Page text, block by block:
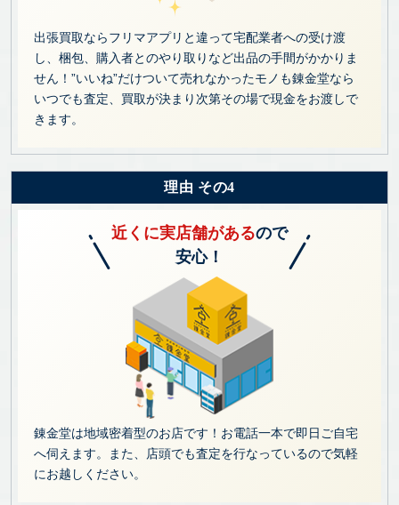
出張買取ならフリマアプリと違って宅配業者への受け渡
し、梱包、購入者とのやり取りなど出品の手間がかかりま
せん！”いいね”だけついて売れなかったモノも錬金堂なら
いつでも査定、買取が決まり次第その場で現金をお渡しで
きます。
理由 その4
近くに実店舗があるので
安心！
錬金堂は地域密着型のお店です！お電話一本で即日ご自宅
へ伺えます。また、店頭でも査定を行なっているので気軽
にお越しください。